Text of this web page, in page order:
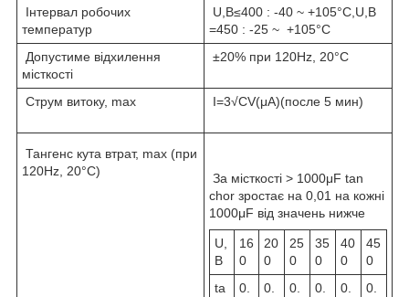
Інтервал робочих
температур
U,B≤400 : -40 ~ +105°C,U,B
=450 : -25 ~ +105°C
Допустиме відхилення
місткості
±20% при 120Hz, 20°C
Струм витоку, max I=3√CV(μА)(после 5 мин)
Тангенс кута втрат, max (при
120Hz, 20°C)
За місткості > 1000μF tan
chor зростає на 0,01 на кожні
1000μF від значень нижче
U,
B
16
0
20
0
25
0
35
0
40
0
45
0
ta
0.
0.
0.
0.
0.
0.